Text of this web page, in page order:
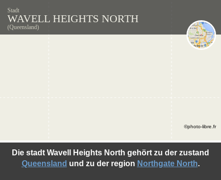
Stadt
WAVELL HEIGHTS NORTH
(Queensland)
Die stadt Wavell Heights North gehört zu der zustand
Queensland und zu der region Northgate North.
©photo-libre.fr